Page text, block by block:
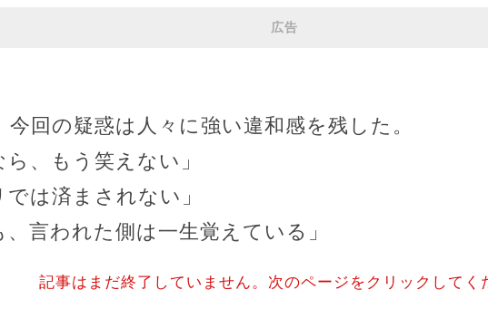
広告
回の疑惑は人々に強い違和感を残した。
ら、もう笑えない」
では済まされない」
、言われた側は一生覚えている」
記事はまだ終了していません。次のページをクリックしてく